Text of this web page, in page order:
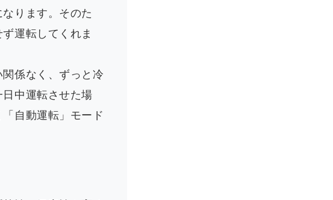
ります。そのた
運転してくれま
係なく、ずっと冷
中運転させた場
自動運転」モード